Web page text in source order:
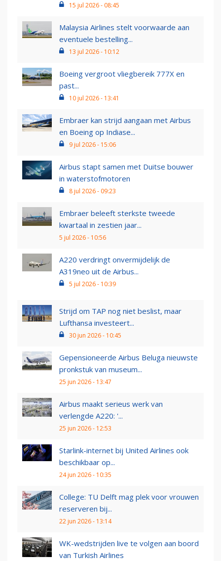
15 jul 2026 - 08:45
Malaysia Airlines stelt voorwaarde aan
eventuele bestelling...
13 jul 2026 - 10:12
Boeing vergroot vliegbereik 777X en
past...
10 jul 2026 - 13:41
Embraer kan strijd aangaan met Airbus
en Boeing op Indiase...
9 jul 2026 - 15:06
Airbus stapt samen met Duitse bouwer
in waterstofmotoren
8 jul 2026 - 09:23
Embraer beleeft sterkste tweede
kwartaal in zestien jaar...
5 jul 2026 - 10:56
A220 verdringt onvermijdelijk de
A319neo uit de Airbus...
5 jul 2026 - 10:39
Strijd om TAP nog niet beslist, maar
Lufthansa investeert...
30 jun 2026 - 10:45
Gepensioneerde Airbus Beluga nieuwste
pronkstuk van museum...
25 jun 2026 - 13:47
Airbus maakt serieus werk van
verlengde A220: '...
25 jun 2026 - 12:53
Starlink-internet bij United Airlines ook
beschikbaar op...
24 jun 2026 - 10:35
College: TU Delft mag plek voor vrouwen
reserveren bij...
22 jun 2026 - 13:14
WK-wedstrijden live te volgen aan boord
van Turkish Airlines